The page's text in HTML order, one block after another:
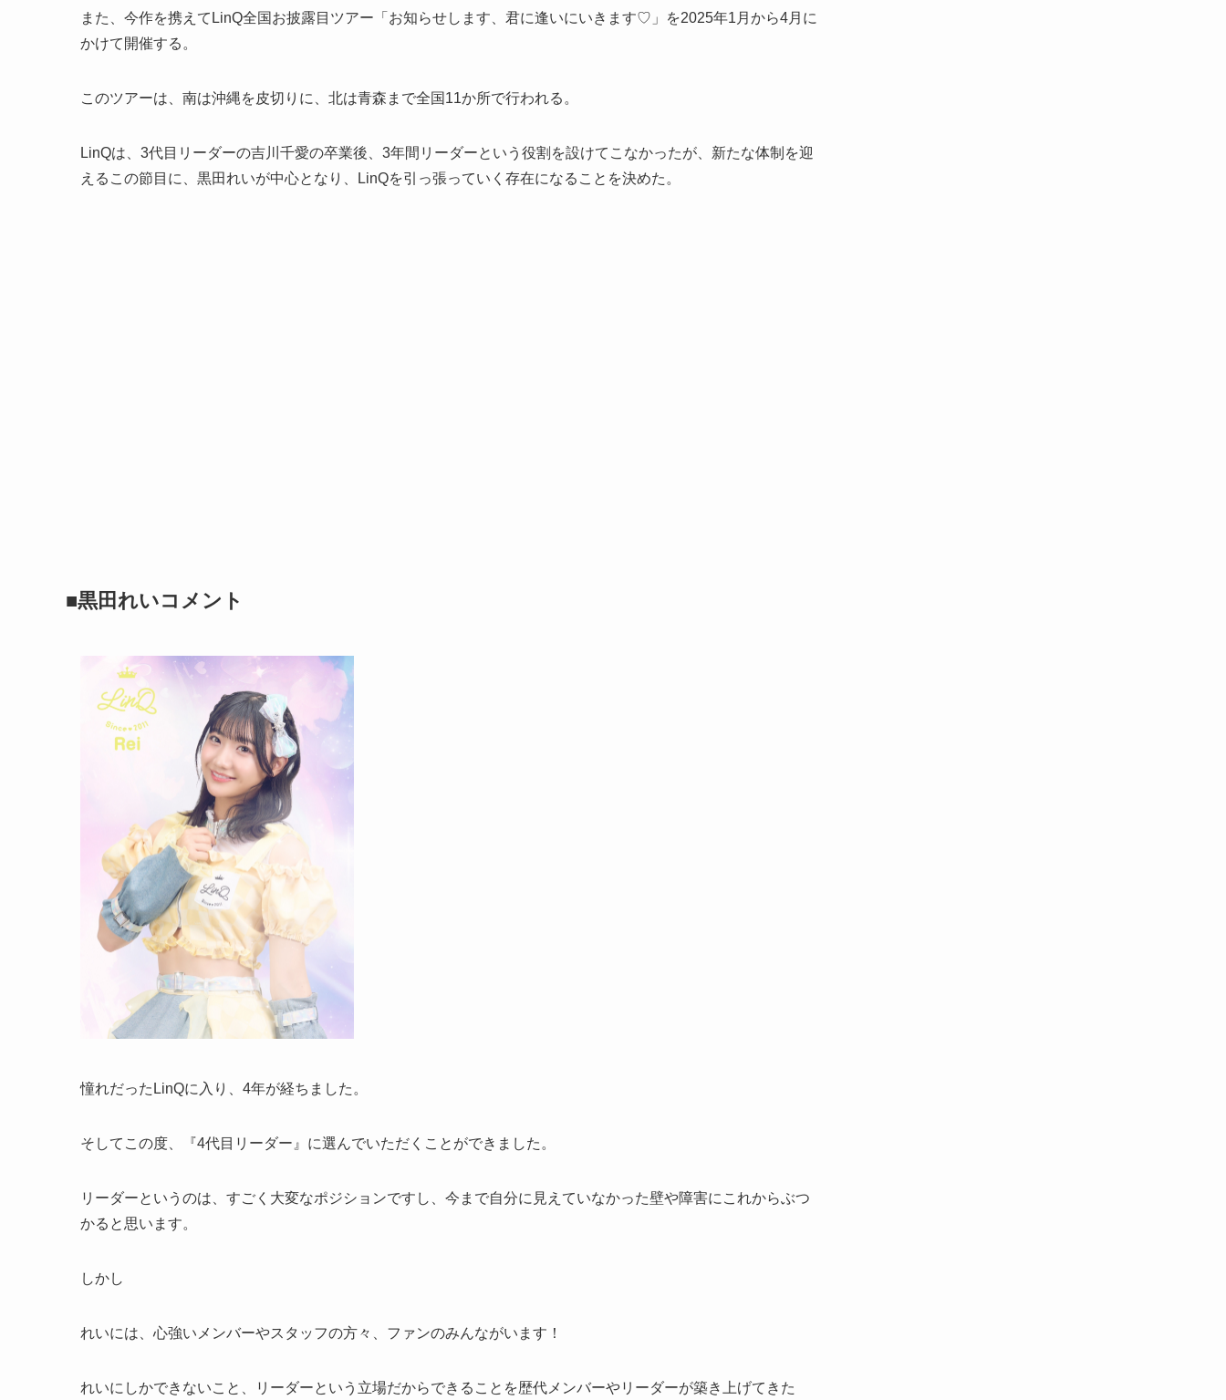
また、今作を携えてLinQ全国お披露目ツアー「お知らせします、君に逢いにいきます♡」を2025年1月から4月に
かけて開催する。
このツアーは、南は沖縄を皮切りに、北は青森まで全国11か所で行われる。
LinQは、3代目リーダーの吉川千愛の卒業後、3年間リーダーという役割を設けてこなかったが、新たな体制を迎
えるこの節目に、黒田れいが中心となり、LinQを引っ張っていく存在になることを決めた。
■黒田れいコメント
憧れだったLinQに入り、4年が経ちました。
そしてこの度、『4代目リーダー』に選んでいただくことができました。
リーダーというのは、すごく大変なポジションですし、今まで自分に見えていなかった壁や障害にこれからぶつ
かると思います。
しかし
れいには、心強いメンバーやスタッフの方々、ファンのみんながいます！
れいにしかできないこと、リーダーという立場だからできることを歴代メンバーやリーダーが築き上げてきた